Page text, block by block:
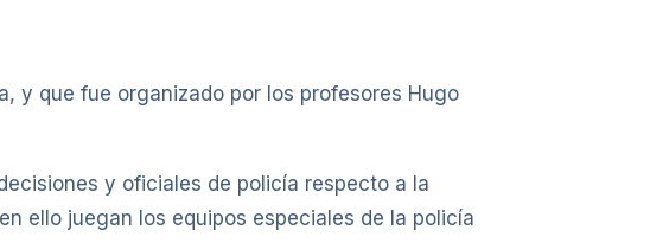
y que fue organizado por los profesores Hugo
y oficiales de policía respecto a la
ello juegan los equipos especiales de la policía